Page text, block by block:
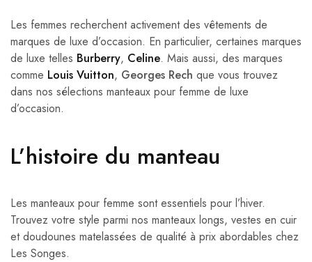
Les femmes recherchent activement des vêtements de
marques de luxe d’occasion. En particulier, certaines marques
de luxe telles Burberry, Celine. Mais aussi, des marques
comme Louis Vuitton, Georges Rech que vous trouvez
dans nos sélections manteaux pour femme de luxe
d’occasion.
L’histoire du manteau
Les manteaux pour femme sont essentiels pour l’hiver.
Trouvez votre style parmi nos manteaux longs, vestes en cuir
et doudounes matelassées de qualité à prix abordables chez
Les Songes.